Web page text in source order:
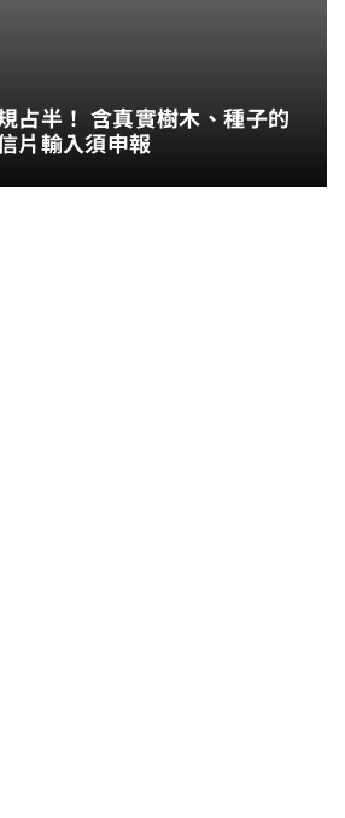
占半！ 含真實樹木、種子的
片輸入須申報